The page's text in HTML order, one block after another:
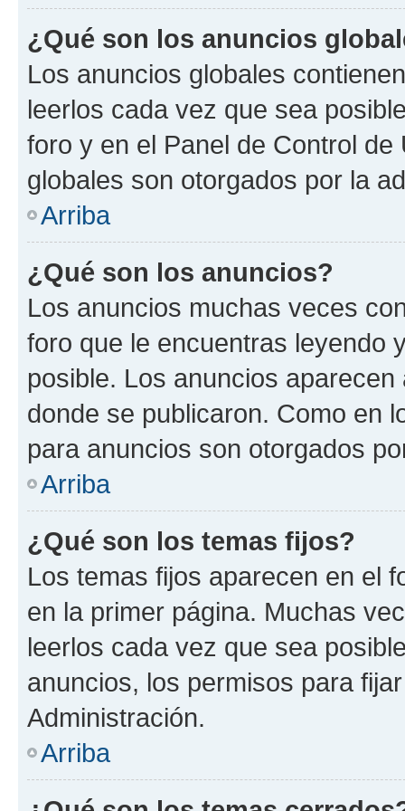
¿Qué son los anuncios
Los anuncios globales
leerlos cada vez que sea
foro y en el Panel de Control
globales son otorgados por la
Arriba
¿Qué son los anuncios?
Los anuncios muchas veces
foro que le encuentras leyendo
posible. Los anuncios
donde se publicaron. Como en
para anuncios son otorgados
Arriba
¿Qué son los temas fijos?
Los temas fijos aparecen en el
en la primer página. Muchas
leerlos cada vez que sea
anuncios, los permisos para
Administración.
Arriba